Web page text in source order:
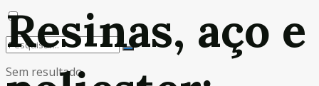
Sem resultado
Resinas, aço e